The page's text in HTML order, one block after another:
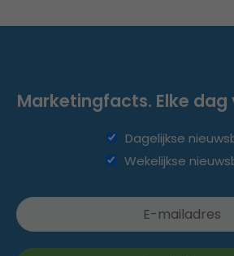
Marketingfacts. Elke dag
Dagelijkse
Wekelijkse